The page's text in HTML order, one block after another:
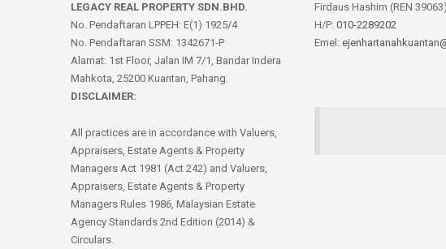
LEGACY REAL PROPERTY SDN.BHD.
No. Pendaftaran LPPEH: E(1) 1925/4
No. Pendaftaran SSM: 1342671-P
Alamat: 1st Floor, Jalan IM 7/1, Bandar Indera
Mahkota, 25200 Kuantan, Pahang.
DISCLAIMER:
All practices are in accordance with Valuers,
Appraisers, Estate Agents & Property
Managers Act 1981 (Act 242) and Valuers,
Appraisers, Estate Agents & Property
Managers Rules 1986, Malaysian Estate
Agency Standards 2nd Edition (2014) &
Circulars.
Firdaus Hashim (REN 39063)
H/P: 010-2289202
Emel: